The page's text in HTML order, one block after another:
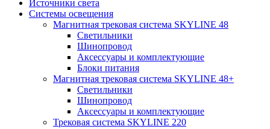
Источники света
Системы освещения
Магнитная трековая система SKYLINE 48
Светильники
Шинопровод
Аксессуары и комплектующие
Блоки питания
Магнитная трековая система SKYLINE 48+
Светильники
Шинопровод
Аксессуары и комплектующие
Трековая система SKYLINE 220